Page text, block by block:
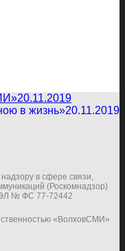
20.11.2019
в жизнь»20.11.2019
в сфере связи,
(Роскомнадзор)
ЭЛ № ФС 77-72442
«ВолховСМИ»